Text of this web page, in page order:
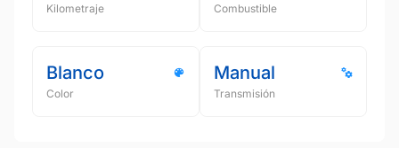
Kilometraje Combustible
Blanco
Color
Manual
Transmisión